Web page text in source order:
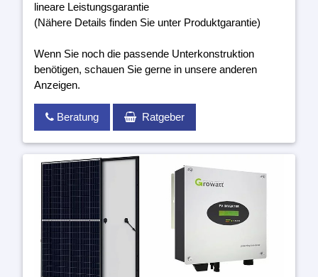
lineare Leistungsgarantie
(Nähere Details finden Sie unter Produktgarantie)
Wenn Sie noch die passende Unterkonstruktion
benötigen, schauen Sie gerne in unsere anderen
Anzeigen.
Beratung Ratgeber